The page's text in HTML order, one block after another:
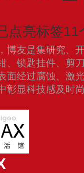
点亮标签11
博友是集研究、
、锁匙挂件、剪
面经过腐蚀、激
彰显科技感及时